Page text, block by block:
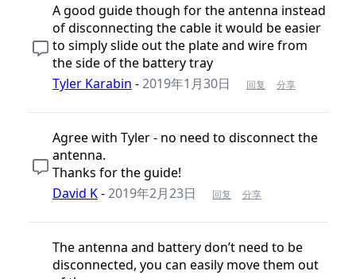
A good guide though for the antenna instead
of disconnecting the cable it would be easier
to simply slide out the plate and wire from
the side of the battery tray
Tyler Karabin -2019年1月30日 回复 分享
Agree with Tyler - no need to disconnect the
antenna.
Thanks for the guide!
David K-2019年2月23日 回复 分享
The antenna and battery don’t need to be
disconnected, you can easily move them out